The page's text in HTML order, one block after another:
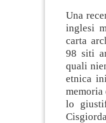
Una
inglesi
carta
98 siti
quali
etnica
memoria
lo